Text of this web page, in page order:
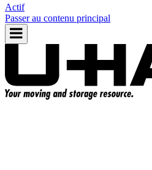
Actif
Passer au contenu principal